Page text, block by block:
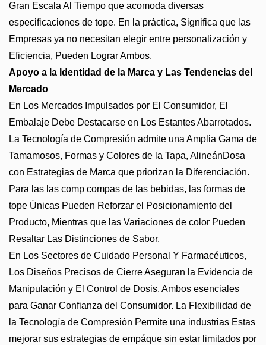
Gran Escala Al Tiempo que acomoda diversas
especificaciones de tope. En la práctica, Significa que las
Empresas ya no necesitan elegir entre personalización y
Eficiencia, Pueden Lograr Ambos.
Apoyo a la Identidad de la Marca y Las Tendencias del
Mercado
En Los Mercados Impulsados ​​por El Consumidor, El
Embalaje Debe Destacarse en Los Estantes Abarrotados.
La Tecnología de Compresión admite una Amplia Gama de
Tamamosos, Formas y Colores de la Tapa, AlineánDosa
con Estrategias de Marca que priorizan la Diferenciación.
Para las las comp compas de las bebidas, las formas de
tope Únicas Pueden Reforzar el Posicionamiento del
Producto, Mientras que las Variaciones de color Pueden
Resaltar Las Distinciones de Sabor.
En Los Sectores de Cuidado Personal Y Farmacéuticos,
Los Diseños Precisos de Cierre Aseguran la Evidencia de
Manipulación y El Control de Dosis, Ambos esenciales
para Ganar Confianza del Consumidor. La Flexibilidad de
la Tecnología de Compresión Permite una industrias Estas
mejorar sus estrategias de empáque sin estar limitados por